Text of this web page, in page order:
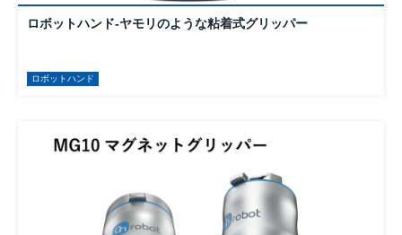
ロボットハンド-ヤモリのような粘着式グリッパー
ロボットハンド